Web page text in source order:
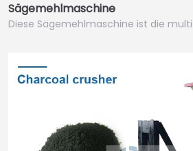
Sägemehlmaschine
Diese Sägemehlmaschine ist die